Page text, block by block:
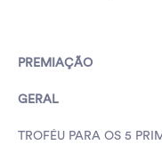
PREMIAÇÃO
GERAL
TROFÉU PARA OS 5